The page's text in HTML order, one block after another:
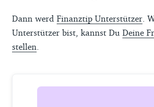
Dann werd Finanztip Unterstützer .
Unterstützer bist, kannst Du Deine
stellen